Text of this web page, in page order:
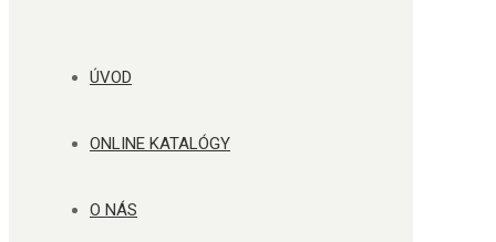
ÚVOD
ONLINE KATALÓGY
O NÁS